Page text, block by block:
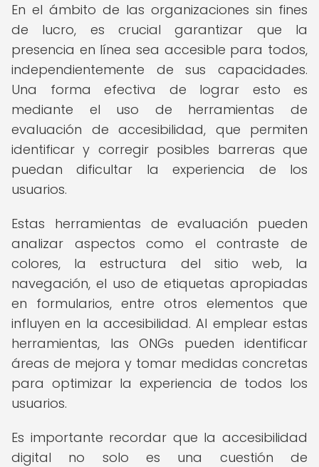
En el ámbito de las organizaciones sin fines
de lucro, es crucial garantizar que la
presencia en línea sea accesible para todos,
independientemente de sus capacidades.
Una forma efectiva de lograr esto es
mediante el uso de herramientas de
evaluación de accesibilidad, que permiten
identificar y corregir posibles barreras que
puedan dificultar la experiencia de los
usuarios.
Estas herramientas de evaluación pueden
analizar aspectos como el contraste de
colores, la estructura del sitio web, la
navegación, el uso de etiquetas apropiadas
en formularios, entre otros elementos que
influyen en la accesibilidad. Al emplear estas
herramientas, las ONGs pueden identificar
áreas de mejora y tomar medidas concretas
para optimizar la experiencia de todos los
usuarios.
Es importante recordar que la accesibilidad
digital no solo es una cuestión de